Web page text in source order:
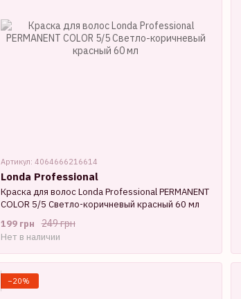
Артикул: 4064666216614
Londa Professional
Краска для волос Londa Professional PERMANENT
COLOR 5/5 Светло-коричневый красный 60 мл
249 грн
199 грн
Нет в наличии
−20%